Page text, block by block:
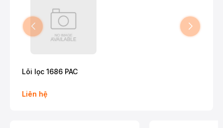
Lõi lọc 1686 PAC
Liên hệ